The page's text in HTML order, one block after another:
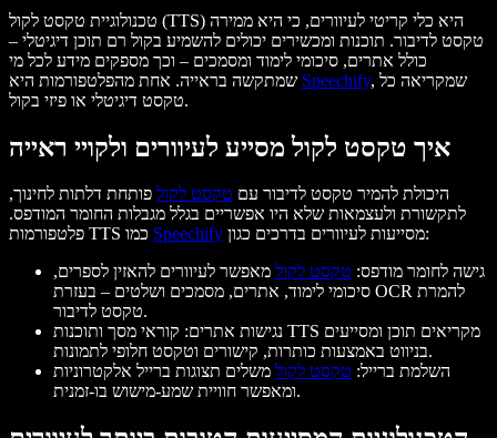
טכנולוגיית טקסט לקול (TTS) היא כלי קריטי לעיוורים, כי היא ממירה
טקסט לדיבור. תוכנות ומכשירים יכולים להשמיע בקול רם תוכן דיגיטלי –
כולל אתרים, סיכומי לימוד ומסמכים – וכך מספקים מידע לכל מי
Speechify, שמקריאה כל
טקסט דיגיטלי או פיזי בקול.
איך טקסט לקול מסייע לעיוורים ולקויי ראייה
היכולת להמיר טקסט לדיבור עם טקסט לקול פותחת דלתות לחינוך,
לתקשורת ולעצמאות שלא היו אפשריים בגלל מגבלות החומר המודפס.
Speechify
מסייעות לעיוורים בדרכים כגון:
גישה לחומר מודפס: טקסט לקול מאפשר לעיוורים להאזין לספרים,
סיכומי לימוד, אתרים, מסמכים ושלטים – בעזרת OCR להמרת
טקסט לדיבור.
נגישות אתרים: קוראי מסך ותוכנות TTS מקריאים תוכן ומסייעים
בניווט באמצעות כותרות, קישורים וטקסט חלופי לתמונות.
השלמת ברייל: טקסט לקול משלים תצוגות ברייל אלקטרוניות
ומאפשר חוויית שמע-מישוש בו-זמנית.